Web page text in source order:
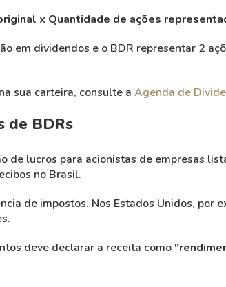
x Quantidade de ações
em dividendos e o BDR representar 2
sua carteira, consulte a Agenda de
de BDRs
lucros para acionistas de empresas
no Brasil.
de impostos. Nos Estados Unidos,
deve declarar a receita como